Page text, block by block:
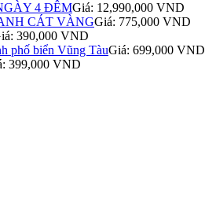
4 ĐÊMGiá: 12,990,000 VND
CÁT VÀNGGiá: 775,000 VND
390,000 VND
phố biển Vũng TàuGiá: 699,000 VND
399,000 VND